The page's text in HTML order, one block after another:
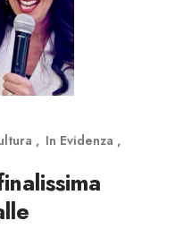
In Evidenza